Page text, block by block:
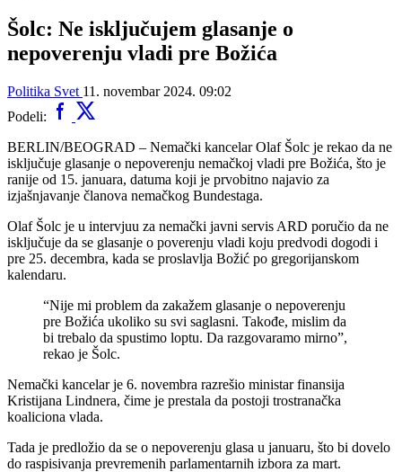
Šolc: Ne isključujem glasanje o
nepoverenju vladi pre Božića
Politika Svet 11. novembar 2024. 09:02
Podeli:
BERLIN/BEOGRAD – Nemački kancelar Olaf Šolc je rekao da ne
isključuje glasanje o nepoverenju nemačkoj vladi pre Božića, što je
ranije od 15. januara, datuma koji je prvobitno najavio za
izjašnjavanje članova nemačkog Bundestaga.
Olaf Šolc je u intervjuu za nemački javni servis ARD poručio da ne
isključuje da se glasanje o poverenju vladi koju predvodi dogodi i
pre 25. decembra, kada se proslavlja Božić po gregorijanskom
kalendaru.
“Nije mi problem da zakažem glasanje o nepoverenju
pre Božića ukoliko su svi saglasni. Takođe, mislim da
bi trebalo da spustimo loptu. Da razgovaramo mirno”,
rekao je Šolc.
Nemački kancelar je 6. novembra razrešio ministar finansija
Kristijana Lindnera, čime je prestala da postoji trostranačka
koaliciona vlada.
Tada je predložio da se o nepoverenju glasa u januaru, što bi dovelo
do raspisivanja prevremenih parlamentarnih izbora za mart.